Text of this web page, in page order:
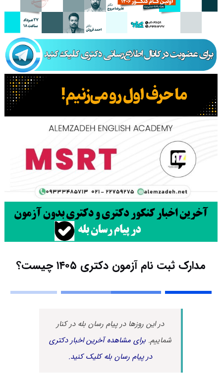
مدارک ثبت نام آزمون دکتری ۱۴۰۵ چیست؟
در این روزها در پیام رسان بله در کنار
شماییم.برای مشاهده آخرین اخبار دکتری
در پیام رسان بله کلیک کنید.